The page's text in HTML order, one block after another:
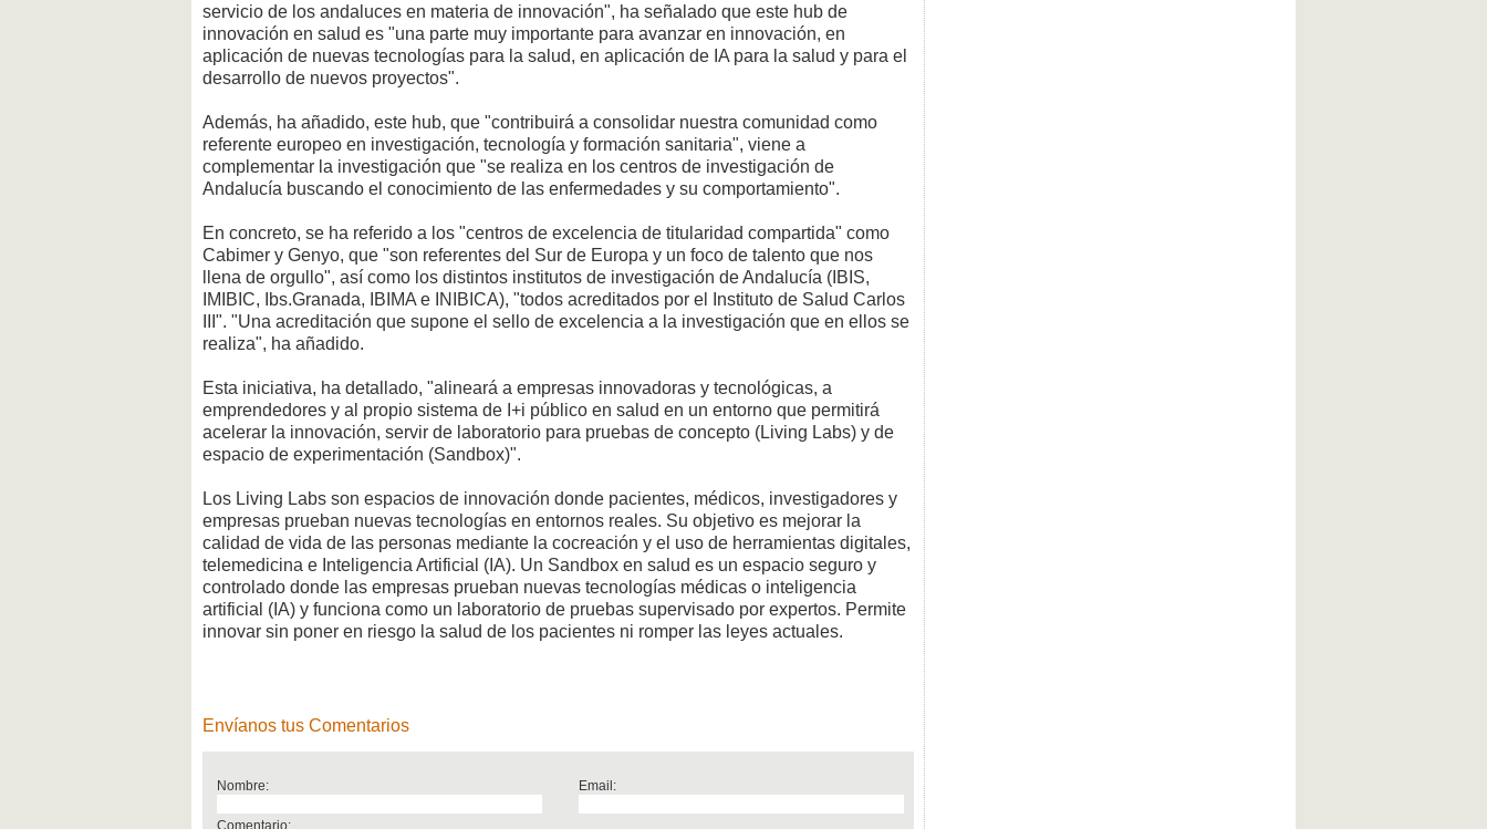
servicio de los andaluces en materia de innovación", ha señalado que este hub de
innovación en salud es "una parte muy importante para avanzar en innovación, en
aplicación de nuevas tecnologías para la salud, en aplicación de IA para la salud y para el
desarrollo de nuevos proyectos".
Además, ha añadido, este hub, que "contribuirá a consolidar nuestra comunidad como
referente europeo en investigación, tecnología y formación sanitaria", viene a
complementar la investigación que "se realiza en los centros de investigación de
Andalucía buscando el conocimiento de las enfermedades y su comportamiento".
En concreto, se ha referido a los "centros de excelencia de titularidad compartida" como
Cabimer y Genyo, que "son referentes del Sur de Europa y un foco de talento que nos
llena de orgullo", así como los distintos institutos de investigación de Andalucía (IBIS,
IMIBIC, Ibs.Granada, IBIMA e INIBICA), "todos acreditados por el Instituto de Salud Carlos
III". "Una acreditación que supone el sello de excelencia a la investigación que en ellos se
realiza", ha añadido.
Esta iniciativa, ha detallado, "alineará a empresas innovadoras y tecnológicas, a
emprendedores y al propio sistema de I+i público en salud en un entorno que permitirá
acelerar la innovación, servir de laboratorio para pruebas de concepto (Living Labs) y de
espacio de experimentación (Sandbox)".
Los Living Labs son espacios de innovación donde pacientes, médicos, investigadores y
empresas prueban nuevas tecnologías en entornos reales. Su objetivo es mejorar la
calidad de vida de las personas mediante la cocreación y el uso de herramientas digitales,
telemedicina e Inteligencia Artificial (IA). Un Sandbox en salud es un espacio seguro y
controlado donde las empresas prueban nuevas tecnologías médicas o inteligencia
artificial (IA) y funciona como un laboratorio de pruebas supervisado por expertos. Permite
innovar sin poner en riesgo la salud de los pacientes ni romper las leyes actuales.
Envíanos tus Comentarios
Nombre: Email:
Comentario: